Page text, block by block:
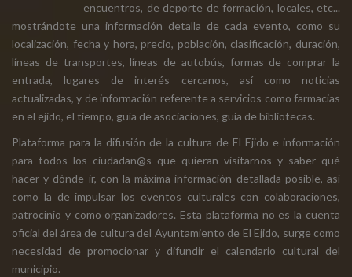
encuentros, de deporte de formación, locales, etc...
mostrándote una información detalla de cada evento, como su
localización, fecha y hora, precio, población, clasificación, duración,
líneas de transportes, líneas de autobús, formas de comprar la
entrada, lugares de interés cercanos, así como noticias
actualizadas, y de información referente a servicios como farmacias
en el ejido, el tiempo, guía de asociaciones, guía de bibliotecas.
Plataforma para la difusión de la cultura de El Ejido e información
para todos los ciudadan@s que quieran visitarnos y saber qué
hacer y dónde ir, con la máxima información detallada posible, así
como la de impulsar los eventos culturales con colaboraciones,
patrocinio y como organizadores. Esta plataforma no es la cuenta
oficial del área de cultura del Ayuntamiento de El Ejido, surge como
necesidad de promocionar y difundir el calendario cultural del
municipio.